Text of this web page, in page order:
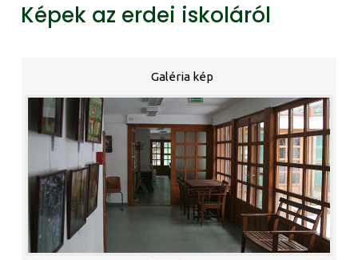
Képek az erdei iskoláról
Galéria kép